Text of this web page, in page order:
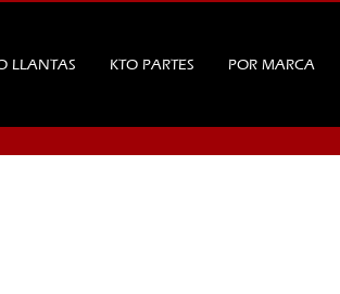
LLANTAS KTO PARTES POR MARCA